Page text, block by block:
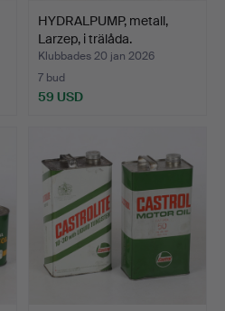
HYDRALPUMP, metall,
Larzep, i trälåda.
Klubbades 20 jan 2026
7 bud
59 USD